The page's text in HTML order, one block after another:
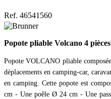
Ref. 46541560
Popote pliable Volcano 4 pièces
Popote VOLCANO pliable
déplacements en camping-car,
en camping. Cette popote est
cm - Une poêle Ø 24 cm - Une